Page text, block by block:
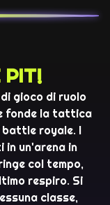
gioco di ruolo
fonde la tattica
battle royale. I
un'arena in
col tempo,
respiro. Si
classe,